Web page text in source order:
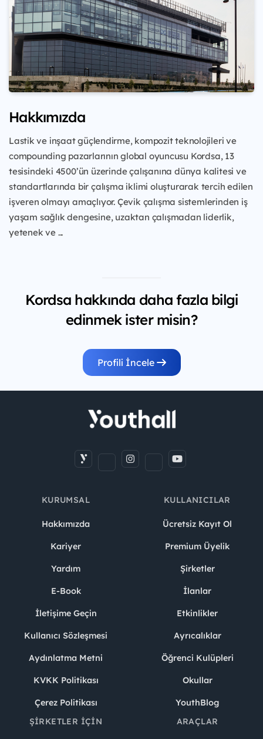
Hakkımızda
Lastik ve inşaat güçlendirme, kompozit teknolojileri ve
compounding pazarlarının global oyuncusu Kordsa, 13
tesisindeki 4500’ün üzerinde çalışanına dünya kalitesi ve
standartlarında bir çalışmaiklimi oluşturarak tercih edilen
işveren olmayı amaçlıyor. Çevik çalışmasistemlerinden iş
yaşam sağlık dengesine, uzaktan çalışmadan liderlik,
yetenek ve ...
Kordsa hakkında daha fazla bilgi
edinmek ister misin?
Profili İncele
KURUMSAL
Hakkımızda
Kariyer
Yardım
E-Book
İletişime Geçin
Kullanıcı Sözleşmesi
Aydınlatma Metni
KVKK Politikası
Çerez Politikası
KULLANICILAR
Ücretsiz Kayıt Ol
Premium Üyelik
Şirketler
İlanlar
Etkinlikler
Ayrıcalıklar
Öğrenci Kulüpleri
Okullar
YouthBlog
ŞIRKETLER İÇIN
ARAÇLAR